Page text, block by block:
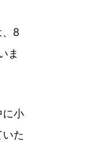
、8
ま
に小
た